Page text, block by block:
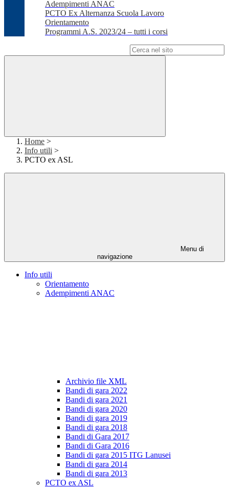
Adempimenti ANAC
PCTO Ex Alternanza Scuola Lavoro
Orientamento
Programmi A.S. 2023/24 – tutti i corsi
Home >
Info utili >
PCTO ex ASL
Menu di
navigazione
Info utili
Orientamento
Adempimenti ANAC
Archivio file XML
Bandi di gara 2022
Bandi di gara 2021
Bandi di gara 2020
Bandi di gara 2019
Bandi di gara 2018
Bandi di Gara 2017
Bandi di Gara 2016
Bandi di gara 2015 ITG Lanusei
Bandi di gara 2014
Bandi di gara 2013
PCTO ex ASL